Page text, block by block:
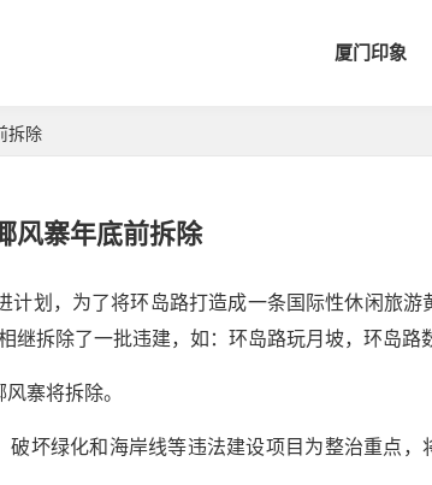
厦门印象
拆除
风寨年底前拆除
计划，为了将环岛路打造成一条国际性休闲旅游
继拆除了一批违建，如：环岛路玩月坡，环岛路
寨将拆除。
坏绿化和海岸线等违法建设项目为整治重点，